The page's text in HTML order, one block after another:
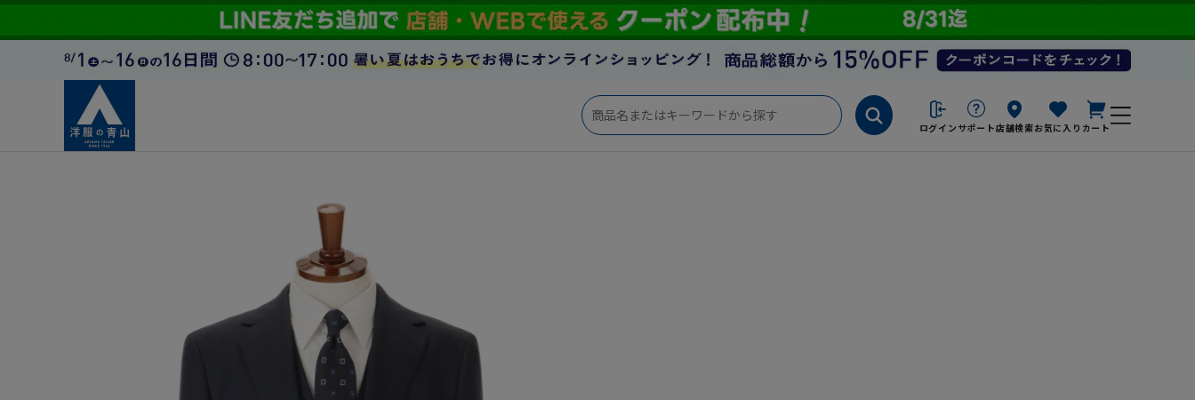
ログイン サポート店舗検索お気に入り カート